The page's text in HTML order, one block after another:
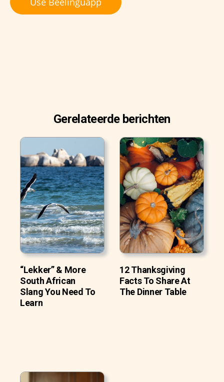
Gerelateerde berichten
“Lekker” & More
South African
Slang You Need To
Learn
12 Thanksgiving
Facts To Share At
The Dinner Table